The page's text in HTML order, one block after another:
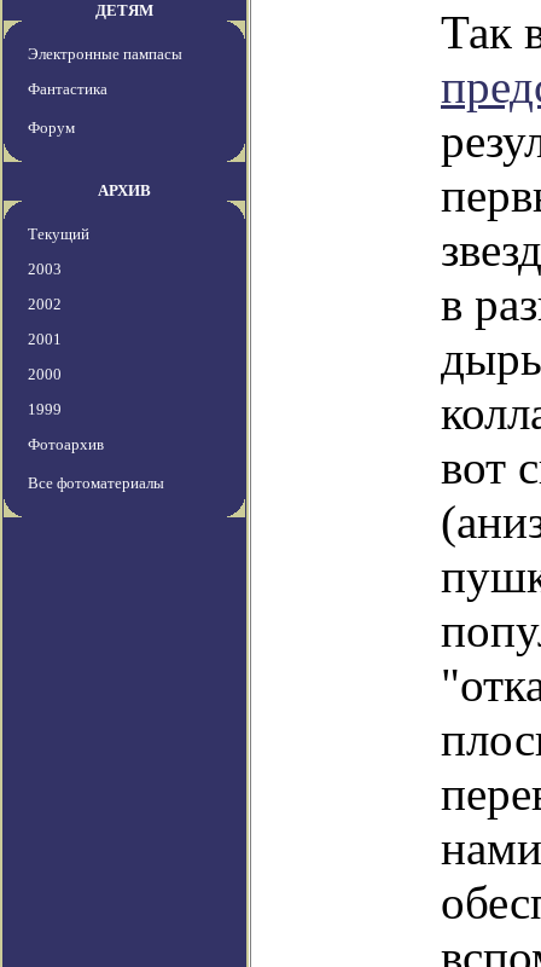
ДЕТЯМ
Электронные пампасы
Фантастика
Форум
АРХИВ
Текущий
2003
2002
2001
2000
1999
Фотоархив
Все фотоматериалы
Так
в
вот